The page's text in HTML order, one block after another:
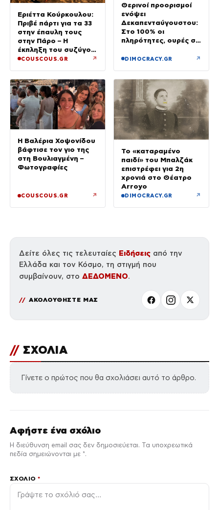
Εριέττα Κούρκουλου:
Πριβέ πάρτι για τα 33
στην έπαυλη τους
στην Πάρο – Η
έκπληξη του συζύγου
της
COUSCOUS.GR ↗
Θερινοί προορισμοί
ενόψει
Δεκαπενταύγουστου:
Στο 100% οι
πληρότητες, ουρές σε
ΚΤΕΛ
DIMOCRACY.GR ↗
Η Βαλέρια Χοψονίδου
βάφτισε τον γιο της
στη Βουλιαγμένη –
Φωτογραφίες
COUSCOUS.GR ↗
Το «καταραμένο
παιδί» του Μπαλζάκ
επιστρέφει για 2η
χρονιά στο Θέατρο
Arroyo
DIMOCRACY.GR ↗
Δείτε όλες τις τελευταίες Ειδήσεις από την
Ελλάδα και τον Κόσμο, τη στιγμή που
συμβαίνουν, στο ΔΕΔΟΜΕΝΟ.
ΑΚΟΛΟΥΘΗΣΤΕ ΜΑΣ
// ΣΧΟΛΙΑ
Γίνετε ο πρώτος που θα σχολιάσει αυτό το άρθρο.
Αφήστε ένα σχόλιο
Η διεύθυνση email σας δεν δημοσιεύεται. Τα υποχρεωτικά
πεδία σημειώνονται με *.
ΣΧΌΛΙΟ*